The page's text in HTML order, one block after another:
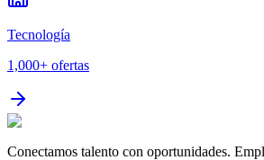
Tecnología
1,000+ ofertas
Conectamos talento con oportunidades.